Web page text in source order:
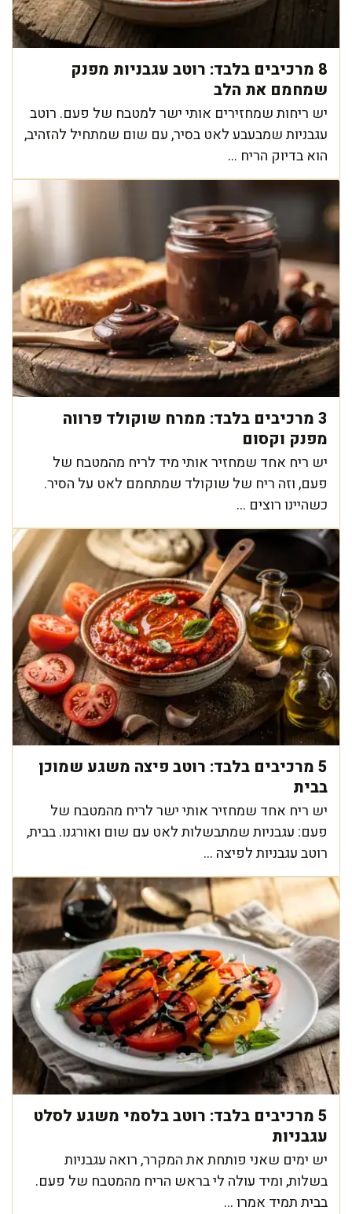
8 מרכיבים בלבד: רוטב עגבניות מפנק
שמחמם את הלב
יש ריחות שמחזירים אותי ישר למטבח של פעם. רוטב
עגבניות שמבעבע לאט בסיר, עם שום שמתחיל להזהיב,
הוא בדיוק הריח ...
3 מרכיבים בלבד: ממרח שוקולד פרווה
מפנק וקסום
יש ריח אחד שמחזיר אותי מיד לריח מהמטבח של
פעם, וזה ריח של שוקולד שמתחמם לאט על הסיר.
כשהיינו רוצים ...
5 מרכיבים בלבד: רוטב פיצה משגע שמוכן
בבית
יש ריח אחד שמחזיר אותי ישר לריח מהמטבח של
פעם: עגבניות שמתבשלות לאט עם שום ואורגנו. בבית,
רוטב עגבניות לפיצה ...
5 מרכיבים בלבד: רוטב בלסמי משגע לסלט
עגבניות
יש ימים שאני פותחת את המקרר, רואה עגבניות
בשלות, ומיד עולה לי בראש הריח מהמטבח של פעם.
בבית תמיד אמרו ...